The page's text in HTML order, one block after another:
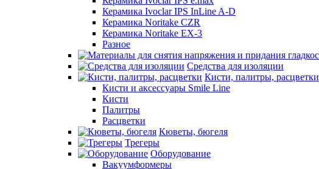
Керамика Ivoclar IPS InLine A-D
Керамика Noritake CZR
Керамика Noritake EX-3
Разное
Средства для изоляции
Кисти, палитры, расцветки
Кисти и аксессуары Smile Line
Кисти
Палитры
Расцветки
Кюветы, бюгеля
Трегеры
Оборудование
Вакуумформеры